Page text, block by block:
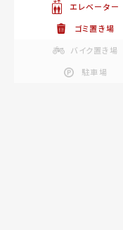
エレベーター
ゴミ置き場
バイク置き場
駐車場